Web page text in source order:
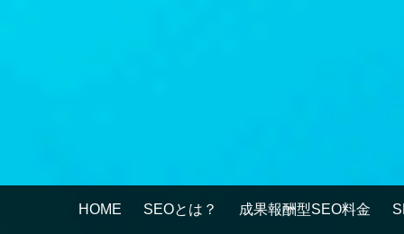
HOME SEOとは？ 成果報酬型SEO料金